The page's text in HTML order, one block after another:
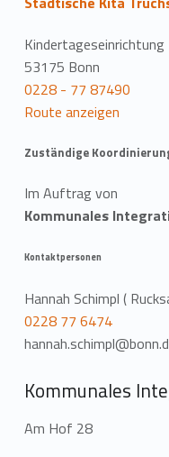
Kindertageseinrichtung
53175 Bonn
0228 - 77 87490
Route anzeigen
Zuständige
Im Auftrag von
Kommunales
Kontaktpersonen
Hannah Schimpl (
0228 77 6474
Kommunales
Am Hof 28